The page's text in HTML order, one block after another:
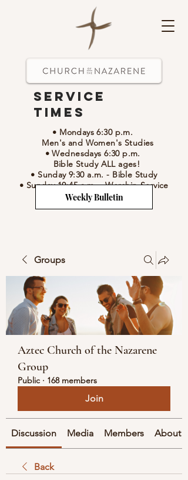
• Mondays 6:30 p.m.
Men's and Women's Studies
• Wednesdays 6:30 p.m.
Bible Study ALL ages!
• Sunday 9:30 a.m. - Bible Study
• Sunday 10:45 a.m.-Worship Service
Service
Times
Weekly Bulletin
Groups
Aztec Church of the Nazarene
Group
Public · 168 members
Join
Discussion Media Members About
Back